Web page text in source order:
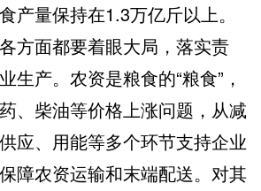
产量保持在1.3万亿斤以上。
面都要着眼大局，落实责
生产。农资是粮食的“粮食”，
、柴油等价格上涨问题，从减
应、用能等多个环节支持企业
障农资运输和末端配送。对其